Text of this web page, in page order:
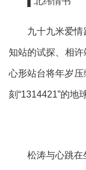
九十九米爱
知站的试探、相
心形站台将年岁压
刻 “1314421”的地
松涛与心跳在